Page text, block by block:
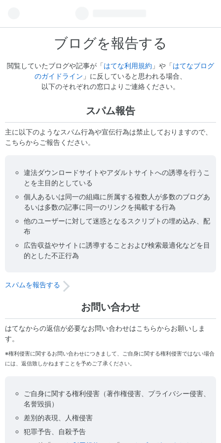
ブログを報告する
閲覧していたブログや記事が「はてな利用規約 」や「はてなブログ
のガイドライン 」に反していると思われる場合、
以下のそれぞれの窓口よりご連絡ください。
スパム報告
主に以下のようなスパム行為や宣伝行為は禁止しておりますので、
こちらからご報告ください。
違法ダウンロードサイトやアダルトサイトへの誘導を行うこ
とを主目的としている
個人あるいは同一の組織に所属する複数人が多数のブログあ
るいは多数の記事に同一のリンクを掲載する行為
他のユーザーに対して迷惑となるスクリプトの埋め込み、配
布
広告収益やサイトに誘導することおよび検索最適化などを目
的とした不正行為
スパムを報告する
お問い合わせ
はてなからの返信が必要なお問い合わせはこちらからお願いしま
す。
※権利侵害に関するお問い合わせにつきまして、ご自身に関する権利侵害ではない場合
には、返信致しかねますことを予めご了承ください。
ご自身に関する権利侵害（著作権侵害、プライバシー侵害、
名誉毀損）
差別的表現、人権侵害
犯罪予告、自殺予告